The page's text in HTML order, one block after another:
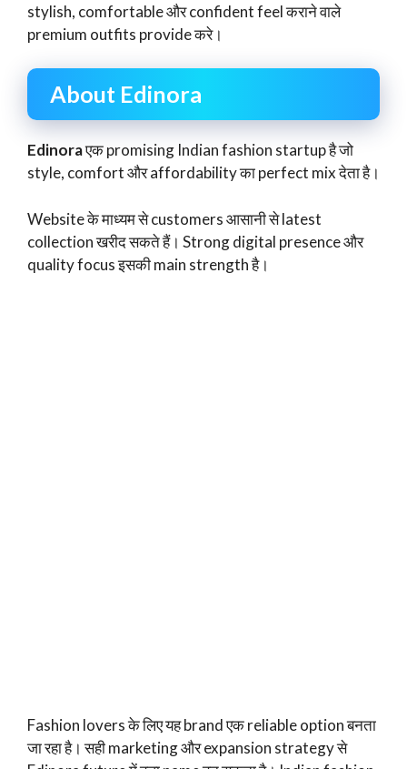
stylish, comfortable और confident feel कराने वाले
premium outfits provide करे।
About Edinora
Edinoraएक promising Indian fashion startup है जो
style, comfort और affordability का perfect mix देता है।
Website के माध्यम से customers आसानी से latest
collection खरीद सकते हैं। Strong digital presence और
quality focus इसकी main strength है।
Fashion lovers के लिए यह brand एक reliable option बनता
जा रहा है। सही marketing और expansion strategy से